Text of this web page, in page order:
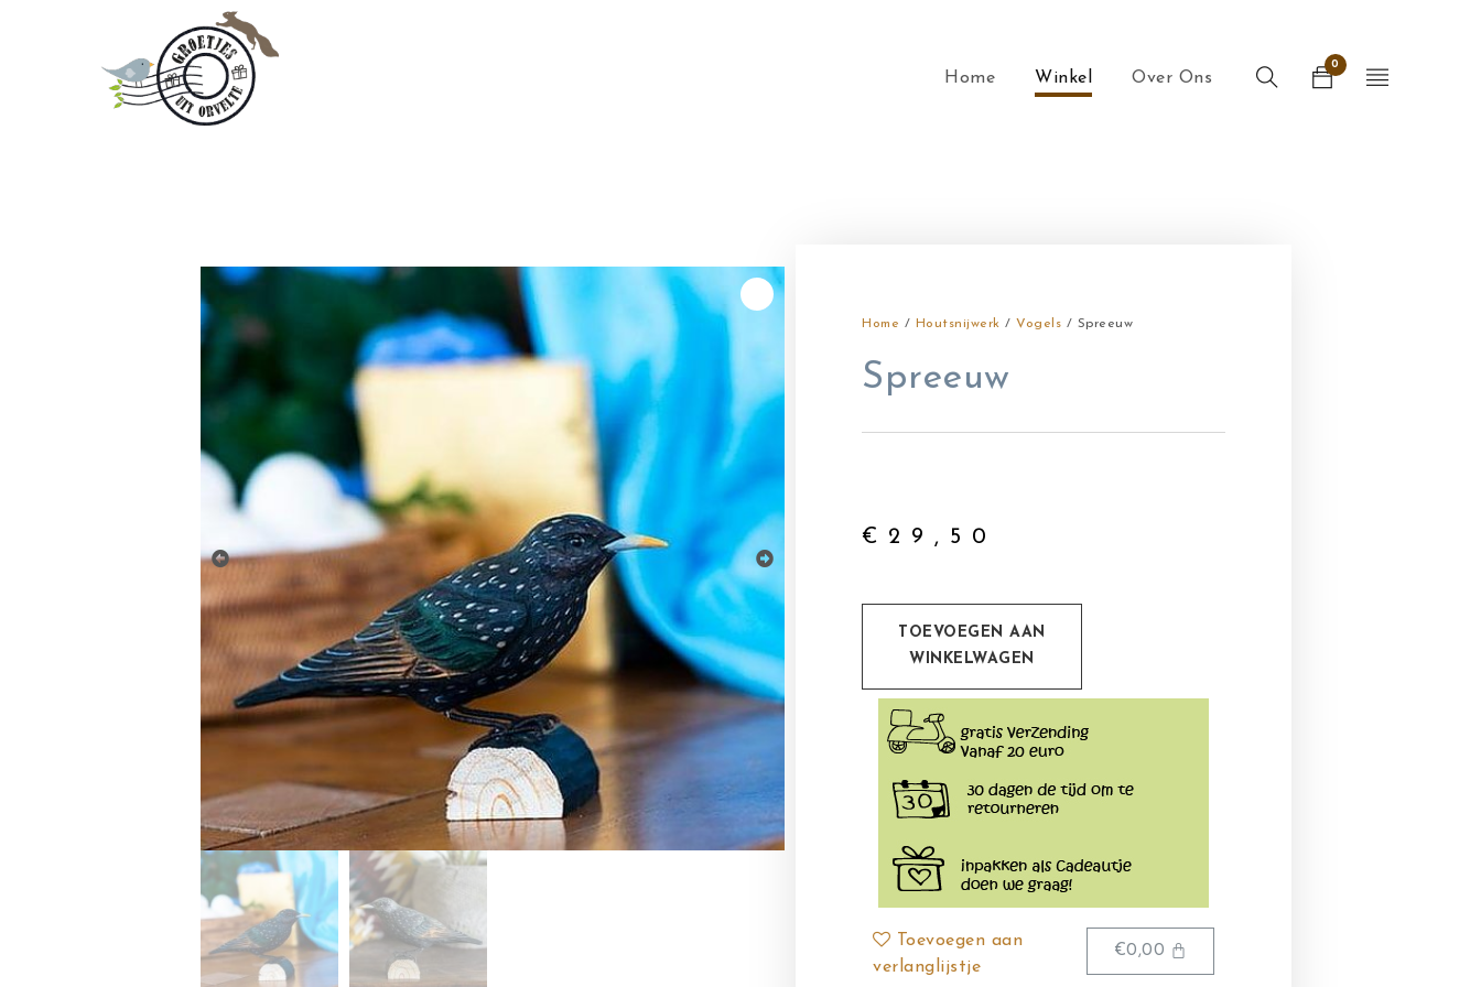
Home Winkel Over Ons
0
Home / Houtsnijwerk / Vogels / Spreeuw
Spreeuw
€ 29,50
TOEVOEGEN AAN
WINKELWAGEN
Toevoegen aan
verlanglijstje
€0,00